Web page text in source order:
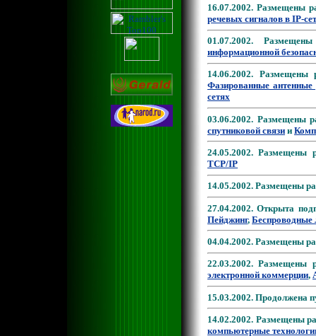
16.07.2002. Размещены
речевых сигналов в IP-
01.07.2002.
информационной
14.06.2002.
Фазированные антенные
сетях
03.06.2002. Размещены
спутниковой связи и
24.05.2002. Размещены
TCP/IP
14.05.2002. Размещены
27.04.2002. Открыта
Пейджинг, Беспроводные
04.04.2002. Размещены
22.03.2002. Размещены
электронной коммерции,
15.03.2002. Продолжена
14.02.2002. Размещены
компьютерные